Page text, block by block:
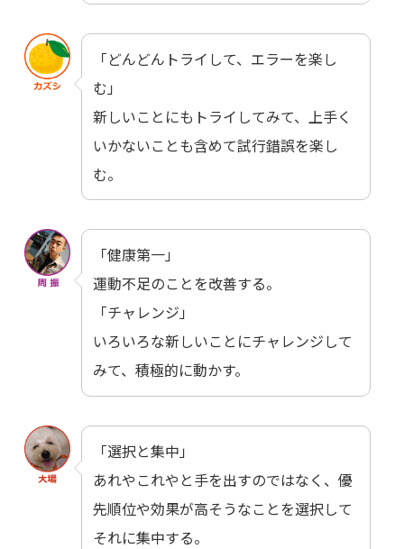
「どんどんトライして、エラーを楽し
む」
新しいことにもトライしてみて、上手く
いかないことも含めて試行錯誤を楽し
む。
「健康第一」
運動不足のことを改善する。
「チャレンジ」
いろいろな新しいことにチャレンジして
みて、積極的に動かす。
「選択と集中」
あれやこれやと手を出すのではなく、優
先順位や効果が高そうなことを選択して
それに集中する。